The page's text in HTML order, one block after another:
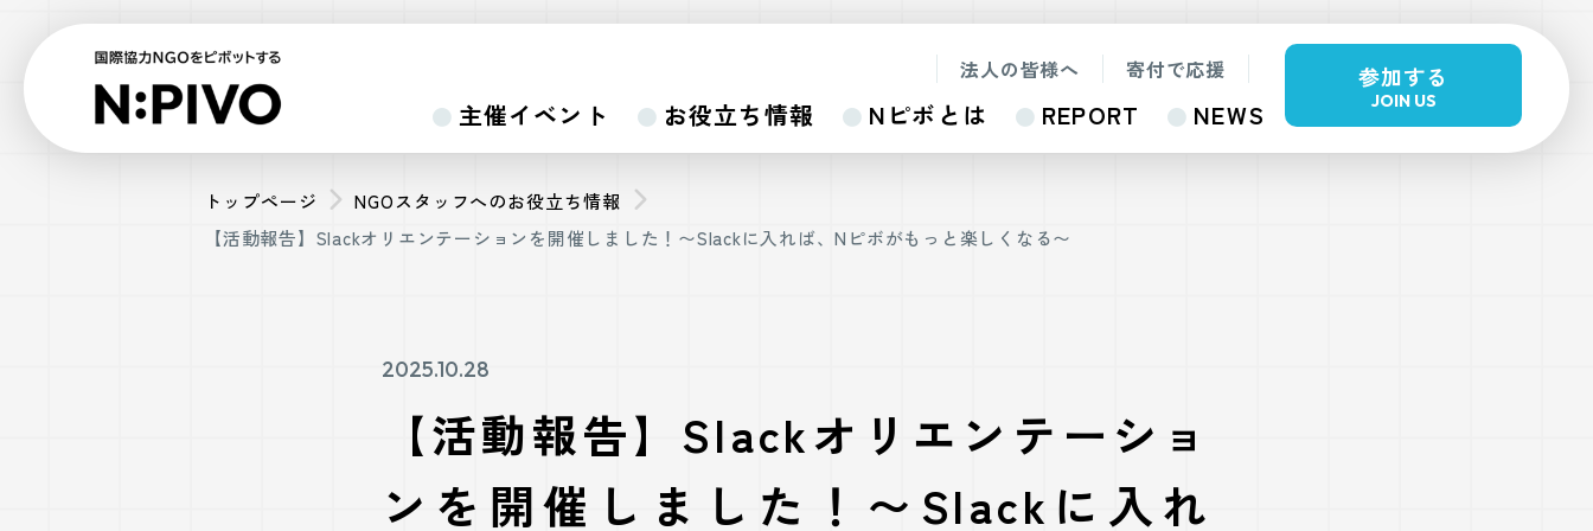
法人の皆様へ 寄付で応援
主催イベント お役立ち情報 Nピボとは REPORT NEWS
参加する
JOIN US
トップページ
NGOスタッフへのお役立ち情報
【活動報告】Slackオリエンテーションを開催しました！〜Slackに入れば、Nピボがもっと楽しくなる〜
2025.10.28
【活動報告】Slackオリエンテーショ
ンを開催しました！〜Slackに入れ